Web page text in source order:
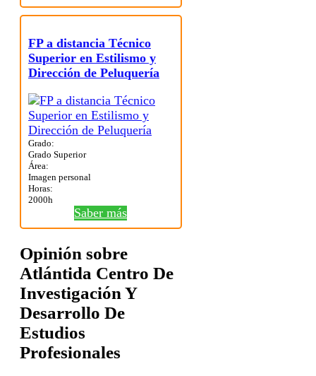
FP a distancia Técnico
Superior en Estilismo y
Dirección de Peluquería
Grado:
Grado Superior
Área:
Imagen personal
Horas:
2000h
Saber más
Opinión sobre
Atlántida Centro De
Investigación Y
Desarrollo De
Estudios
Profesionales